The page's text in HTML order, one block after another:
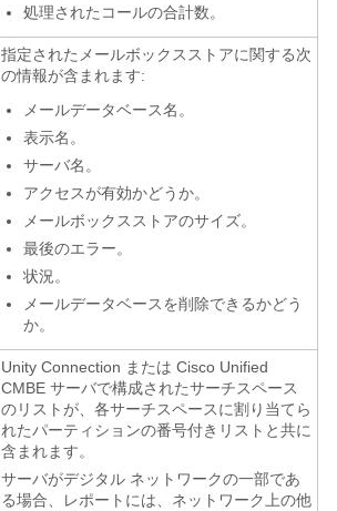
処理されたコールの合計数。
指定されたメールボックスストアに関する次
の情報が含まれます:
メールデータベース名。
表示名。
サーバ名。
アクセスが有効かどうか。
メールボックスストアのサイズ。
最後のエラー。
状況。
メールデータベースを削除できるかどう
か。
Unity Connection または Cisco Unified
CMBE サーバで構成されたサーチスペース
のリストが、各サーチスペースに割り当てら
れたパーティションの番号付きリストと共に
含まれます。
サーバがデジタル ネットワークの一部であ
る場合、レポートには、ネットワーク上の他